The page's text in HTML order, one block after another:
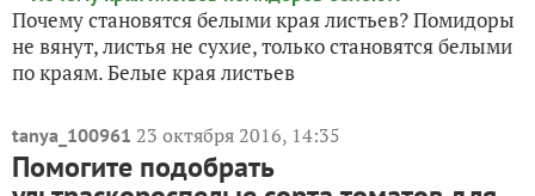
Почему становятся белыми края листьев? Помидоры
не вянут, листья не сухие, только становятся белыми
по краям. Белые края листьев
tanya_100961 23 октября 2016, 14:35
Помогите подобрать